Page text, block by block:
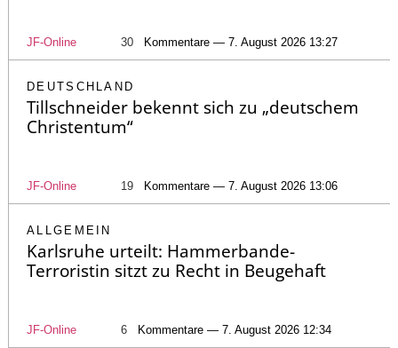
JF-Online 30 Kommentare — 7. August 2026 13:27
DEUTSCHLAND
Tillschneider bekennt sich zu „deutschem
Christentum“
JF-Online 19 Kommentare — 7. August 2026 13:06
ALLGEMEIN
Karlsruhe urteilt: Hammerbande-
Terroristin sitzt zu Recht in Beugehaft
JF-Online 6 Kommentare — 7. August 2026 12:34